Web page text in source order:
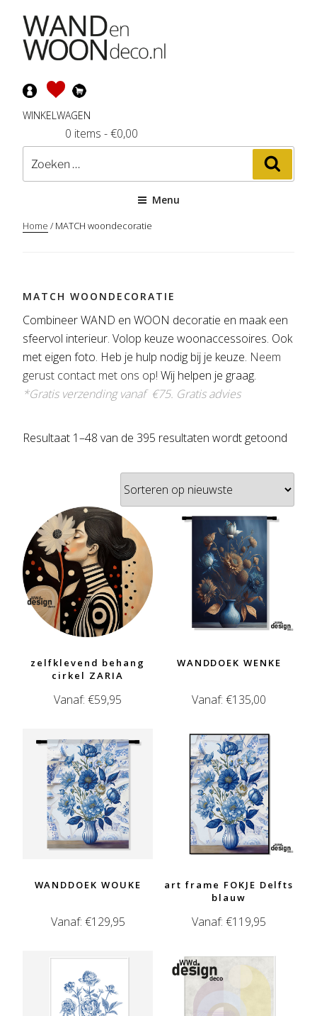
inhoud
WINKELWAGEN
-€0,00
0 items
Zoeken
naar:
Menu
Home / MATCH woondecoratie
MATCH WOONDECORATIE
Combineer WAND en WOON decoratie en maak een
sfeervol interieur. Volop keuze woonaccessoires. Ook
met eigen foto. Heb je hulp nodig bij je keuze. Neem
gerust contact met ons op! Wij helpen je graag.
*Gratis verzending vanaf €75. Gratis advies
Resultaat 1–48 van de 395 resultaten wordt getoond
zelfklevend behang
cirkel ZARIA
Vanaf:€59,95
WANDDOEK WENKE
Vanaf:€135,00
WANDDOEK WOUKE
Vanaf: €129,95
art frame FOKJE Delfts
blauw
Vanaf:€119,95